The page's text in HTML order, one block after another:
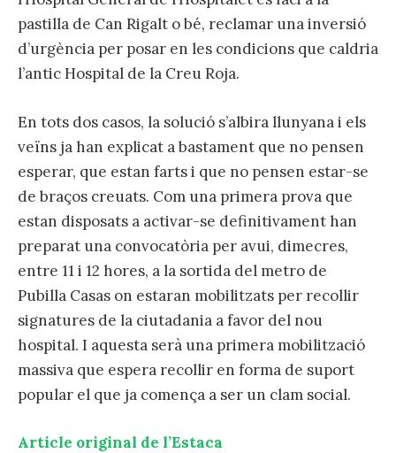
pastilla de Can Rigalt o bé, reclamar una inversió
d’urgència per posar en les condicions que caldria
l’antic Hospital de la Creu Roja.
En tots dos casos, la solució s’albira llunyana i els
veïns ja han explicat a bastament que no pensen
esperar, que estan farts i que no pensen estar-se
de braços creuats. Com una primera prova que
estan disposats a activar-se definitivament han
preparat una convocatòria per avui, dimecres,
entre 11 i 12 hores, a la sortida del metro de
Pubilla Casas on estaran mobilitzats per recollir
signatures de la ciutadania a favor del nou
hospital. I aquesta serà una primera mobilització
massiva que espera recollir en forma de suport
popular el que ja comença a ser un clam social.
Article original de l’Estaca